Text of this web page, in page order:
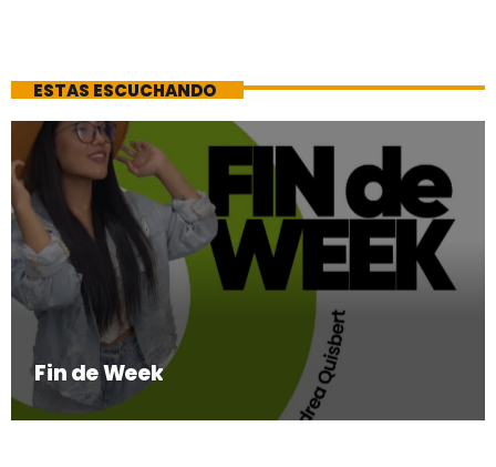
ESTAS ESCUCHANDO
Fin de Week